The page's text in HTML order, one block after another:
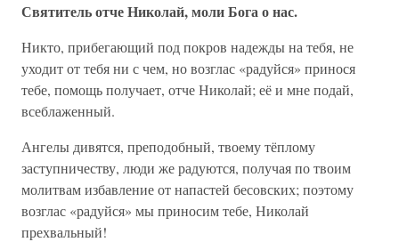
Святитель отче Николай, моли Бога о нас.
Никто, прибегающий под покров надежды на тебя, не
уходит от тебя ни с чем, но возглас «радуйся» принося
тебе, помощь получает, отче Николай; её и мне подай,
всеблаженный.
Ангелы дивятся, преподобный, твоему тёплому
заступничеству, люди же радуются, получая по твоим
молитвам избавление от напастей бесовских; поэтому
возглас «радуйся» мы приносим тебе, Николай
прехвальный!